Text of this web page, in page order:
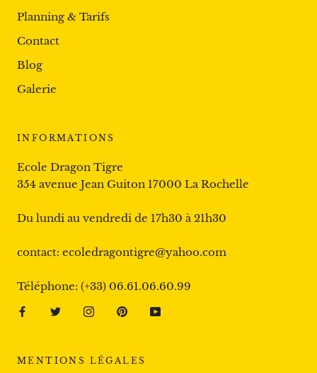
Planning & Tarifs
Contact
Blog
Galerie
INFORMATIONS
Ecole Dragon Tigre
354 avenue Jean Guiton 17000 La Rochelle
Du lundi au vendredi de 17h30 à 21h30
contact: ecoledragontigre@yahoo.com
Téléphone: (+33) 06.61.06.60.99
MENTIONS LÉGALES